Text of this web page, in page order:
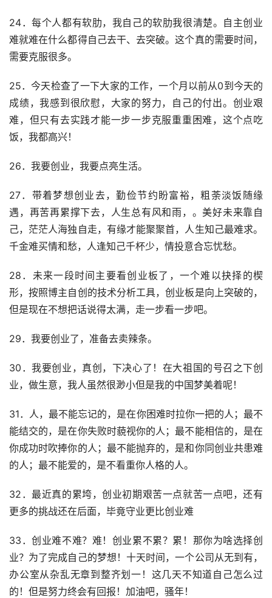
24．每个人都有软肋，我自己的软肋我很清楚。自主创业
难就难在什么都得自己去干、去突破。这个真的需要时间，
需要克服很多。
25．今天检查了一下大家的工作，一个月以前从0到今天的
成绩，我感到很欣慰，大家的努力，自己的付出。创业艰
难，但只有去实践才能一步一步克服重重困难，这个点吃
饭，我都高兴！
26．我要创业，我要点亮生活。
27．带着梦想创业去，勤俭节约盼富裕，粗荼淡饭随缘
遇，再苦再累撑下去，人生总有风和雨，。美好未来靠自
己，茫茫人海独自走，有缘才能聚聚首，人生知己最难求。
千金难买情和愁，人逢知己千杯少，情投意合忘忧愁。
28．未来一段时间主要看创业板了，一个难以抉择的楔
形，按照博主自创的技术分析工具，创业板是向上突破的，
但是现在不想把话说得太满，走一步看一步吧。
29．我要创业了，准备去卖辣条。
30．我要创业，真创，下决心了！在大祖国的号召之下创
业，做生意，我人虽然很渺小但是我的中国梦美着呢！
31．人，最不能忘记的，是在你困难时拉你一把的人；最不
能结交的，是在你失败时藐视你的人；最不能相信的，是在
你成功时吹捧你的人；最不能抛弃的，是和你同创业共患难
的人；最不能爱的，是不看重你人格的人。
32．最近真的累垮，创业初期艰苦一点就苦一点吧，还有
更多的挑战还在后面，毕竟守业更比创业难
33．创业难不难？难！创业累不累？累！那你为啥选择创
业？为了完成自己的梦想！十天时间，一个公司从无到有，
办公室从杂乱无章到整齐划一！这几天不知道自己怎么过
的！但是努力终会有回报！加油吧，骚年！